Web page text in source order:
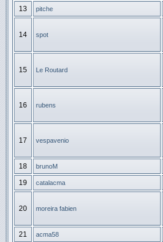
13 pitche
14 spot
15 Le Routard
16 rubens
17 vespavenio
18 brunoM
19
catalacma
20 moreira fabien
21 acma58